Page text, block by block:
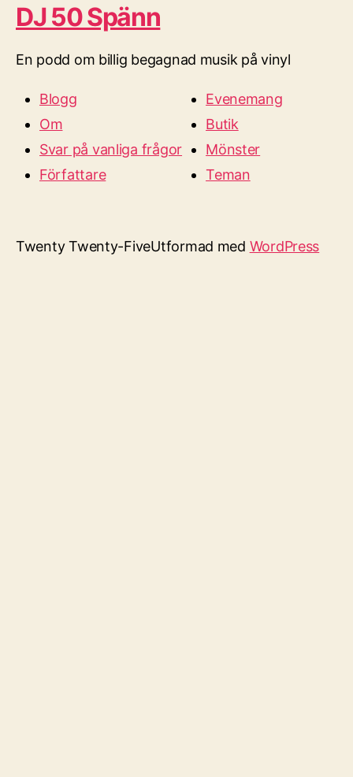
DJ 50 Spänn
En podd om billig begagnad musik på vinyl
Blogg
Om
Svar på vanliga frågor
Författare
Evenemang
Butik
Mönster
Teman
Twenty Twenty-FiveUtformad med WordPress